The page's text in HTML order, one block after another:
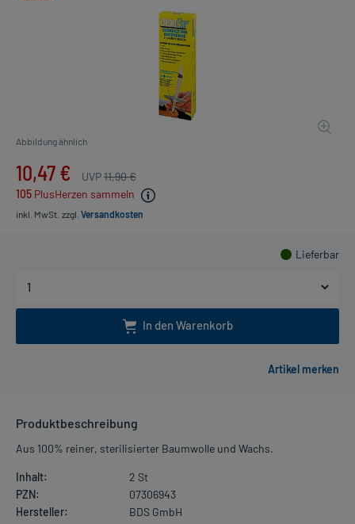
Abbildung ähnlich
10,47 € UVP11,90 €
105 PlusHerzen sammeln
inkl. MwSt. zzgl. Versandkosten
Lieferbar
In den Warenkorb
Produktbeschreibung
Aus 100% reiner, sterilisierter Baumwolle und Wachs.
Inhalt:
2 St
PZN:
07306943
Hersteller:
BDS GmbH